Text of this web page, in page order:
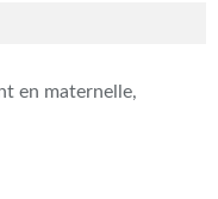
en maternelle,